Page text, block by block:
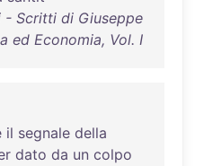
- Scritti di Giuseppe
ed Economia, Vol. I
il segnale della
dato da un colpo